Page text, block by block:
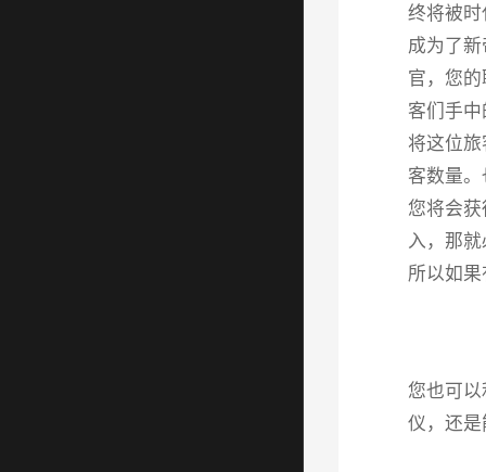
终将被时
成为了
官，您
客们手
将这位
客数量
您将会
入，那
所以如
您也可
仪，还是